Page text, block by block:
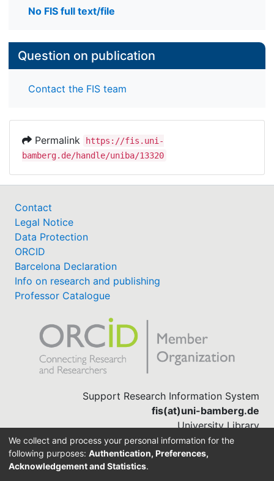
No FIS full text/file
Question on publication
Contact the FIS team
Permalink
https://fis.uni-
bamberg.de/handle/uniba/13320
Contact
Legal Notice
Data Protection
ORCID
Barcelona Declaration
Info on research and publishing
Professor Catalogue
Support Research Information System
fis(at)uni-bamberg.de
University Library
(0951) 863-1568
We collect and process your personal information for the
following purposes: Authentication, Preferences,
Acknowledgement and Statistics.